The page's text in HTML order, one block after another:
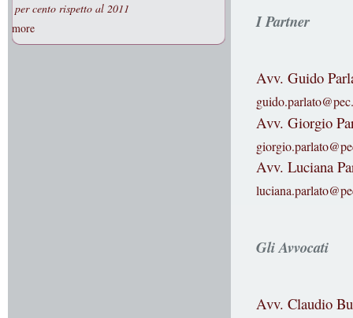
I Partner
Avv. Guido
Avv. Giorgio
Avv. Luciana
Gli Avvocati
Avv. Claudio
per cento rispetto al 2011
more